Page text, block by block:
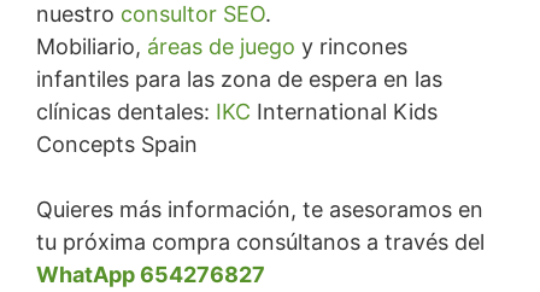
nuestro consultor SEO.
Mobiliario, áreas de juego y rincones
infantiles para las zona de espera en las
clínicas dentales: IKC International Kids
Concepts Spain
Quieres más información, te asesoramos en
tu próxima compra consúltanos a través del
WhatApp 654276827